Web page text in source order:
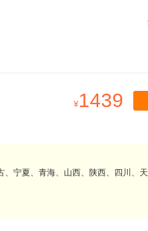
1439
宁夏、青海、山西、陕西、四川、天